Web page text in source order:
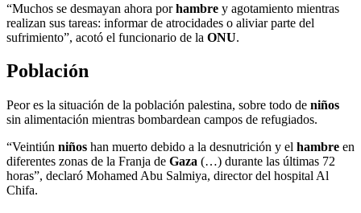
“Muchos se desmayan ahora porhambre y agotamiento mientras
realizan sus tareas: informar de atrocidades o aliviar parte del
sufrimiento”, acotó el funcionario de la ONU.
Población
Peor es la situación de la población palestina, sobre todo de niños
sin alimentación mientras bombardean campos de refugiados.
“Veintiún niños han muerto debido a la desnutrición y el hambre en
diferentes zonas de la Franja de Gaza (…) durante las últimas 72
horas”, declaró Mohamed Abu Salmiya, director del hospital Al
Chifa.